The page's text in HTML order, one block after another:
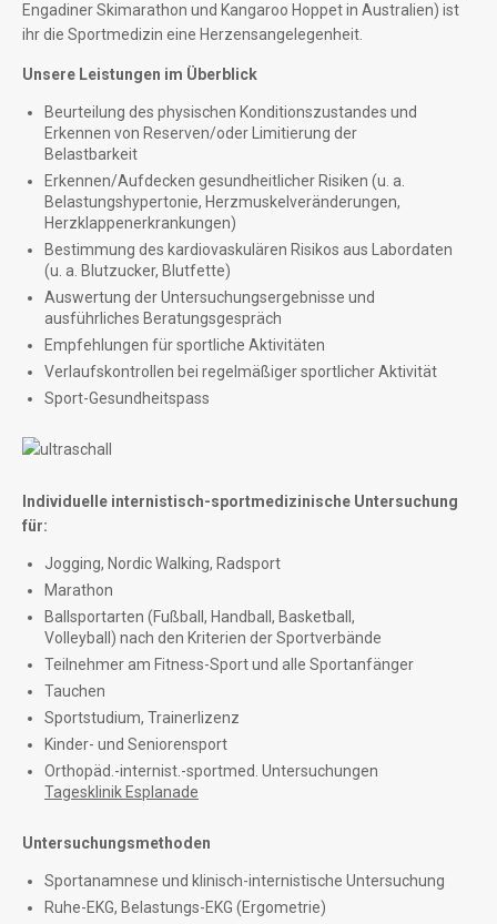
Engadiner Skimarathon und Kangaroo Hoppet in Australien) ist
ihr die Sportmedizin eine Herzensangelegenheit.
Unsere Leistungen im Überblick
Beurteilung des physischen Konditionszustandes und
Erkennen von Reserven/oder Limitierung der
Belastbarkeit
Erkennen/Aufdecken gesundheitlicher Risiken (u. a.
Belastungshypertonie, Herzmuskelveränderungen,
Herzklappenerkrankungen)
Bestimmung des kardiovaskulären Risikos aus Labordaten
(u. a. Blutzucker, Blutfette)
Auswertung der Untersuchungsergebnisse und
ausführliches Beratungsgespräch
Empfehlungen für sportliche Aktivitäten
Verlaufskontrollen bei regelmäßiger sportlicher Aktivität
Sport-Gesundheitspass
Individuelle internistisch-sportmedizinische Untersuchung
für:
Jogging, Nordic Walking, Radsport
Marathon
Ballsportarten (Fußball, Handball, Basketball,
Volleyball) nach den Kriterien der Sportverbände
Teilnehmer am Fitness-Sport und alle Sportanfänger
Tauchen
Sportstudium, Trainerlizenz
Kinder- und Seniorensport
Orthopäd.-internist.-sportmed. Untersuchungen
Tagesklinik Esplanade
Untersuchungsmethoden
Sportanamnese und klinisch-internistische Untersuchung
Ruhe-EKG, Belastungs-EKG (Ergometrie)